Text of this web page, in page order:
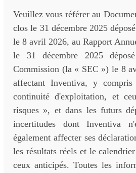
Veuillez vous référer au
clos le 31 décembre 2025
le 8 avril 2026, au Rapport
le 31 décembre 2025
Commission (la « SEC ») le 8
affectant Inventiva, y
continuité d'exploitation, et
risques », et dans les futurs
incertitudes dont Inventiva
également affecter ses
les résultats réels et le
ceux anticipés. Toutes les